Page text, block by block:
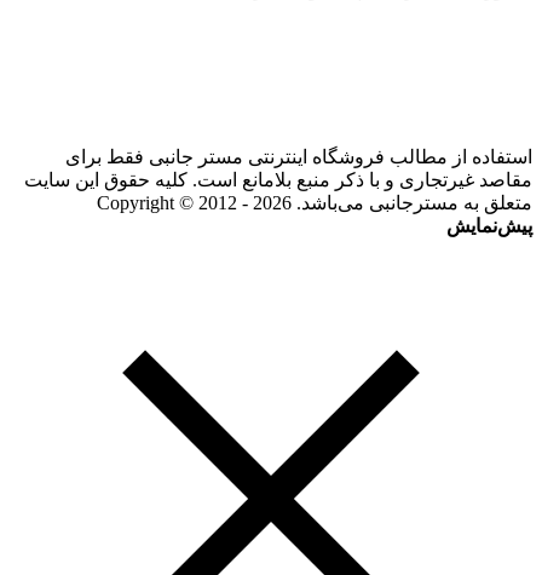
استفاده از مطالب فروشگاه اینترنتی مستر جانبی فقط برای
مقاصد غیرتجاری و با ذکر منبع بلامانع است. کلیه حقوق این سایت
متعلق به مسترجانبی می‌باشد. Copyright © 2012 - 2026
پیش‌نمایش